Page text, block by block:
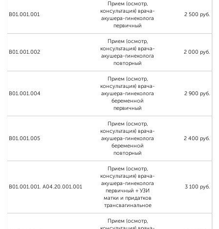
B01.001.001
Прием (осмотр,
консультация) врача-
акушера-гинеколога
первичный
2 500 руб.
B01.001.002
Прием (осмотр,
консультация) врача-
акушера-гинеколога
повторный
2 000 руб.
B01.001.004
Прием (осмотр,
консультация) врача-
акушера-гинеколога
беременной
первичный
2 900 руб.
B01.001.005
Прием (осмотр,
консультация) врача-
акушера-гинеколога
беременной
повторный
2 400 руб.
B01.001.001. A04.20.001.001
Прием (осмотр,
консультация) врача-
акушера-гинеколога
первичный + УЗИ
матки и придатков
трансвагинальное
3 100 руб.
Прием (осмотр,